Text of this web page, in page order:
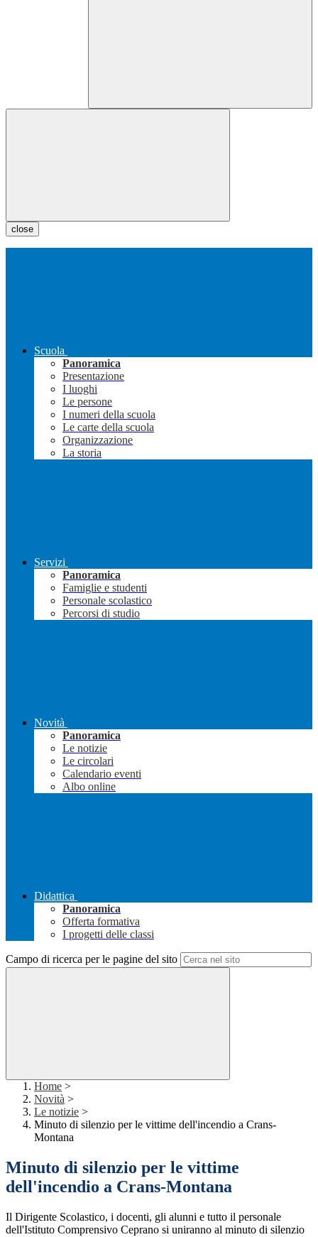
close
Scuola
Panoramica
Presentazione
I luoghi
Le persone
I numeri della scuola
Le carte della scuola
Organizzazione
La storia
Servizi
Panoramica
Famiglie e studenti
Personale scolastico
Percorsi di studio
Novità
Panoramica
Le notizie
Le circolari
Calendario eventi
Albo online
Didattica
Panoramica
Offerta formativa
I progetti delle classi
Campo di ricerca per le pagine del sito
Home >
Novità >
Le notizie >
Minuto di silenzio per le vittime dell'incendio a Crans-
Montana
Minuto di silenzio per le vittime
dell'incendio a Crans-Montana
Il Dirigente Scolastico, i docenti, gli alunni e tutto il personale
dell'Istituto Comprensivo Ceprano si uniranno al minuto di silenzio